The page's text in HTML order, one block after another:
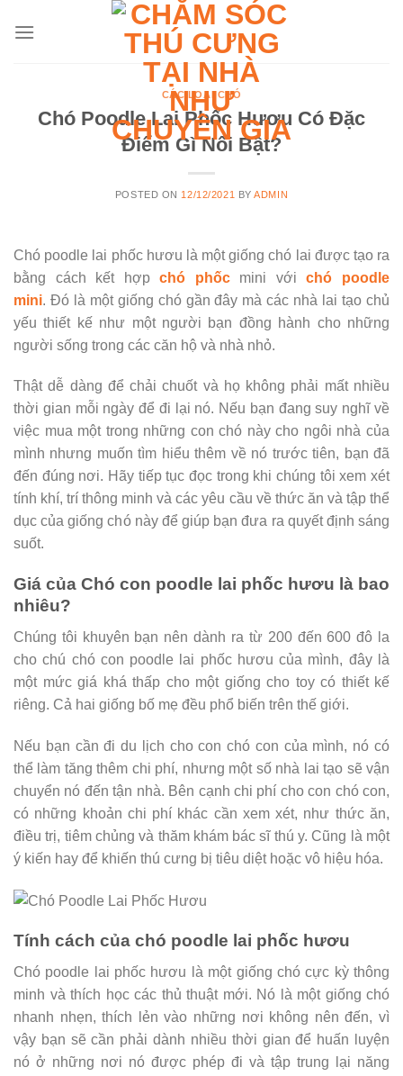
CÁC LOẠI CHÓ
Chó Poodle Lai Phốc Hươu Có Đặc
Điểm Gì Nổi Bật?
POSTED ON 12/12/2021 BYADMIN
Chó poodle lai phốc hươu là một giống chó lai được tạo ra
bằng cách kết hợpchó phốcmini vớichó poodle
mini. Đó là một giống chó gần đây mà các nhà lai tạo chủ
yếu thiết kế như một người bạn đồng hành cho những
người sống trong các căn hộ và nhà nhỏ.
Thật dễ dàng để chải chuốt và họ không phải mất nhiều
thời gian mỗi ngày để đi lại nó. Nếu bạn đang suy nghĩ về
việc mua một trong những con chó này cho ngôi nhà của
mình nhưng muốn tìm hiểu thêm về nó trước tiên, bạn đã
đến đúng nơi. Hãy tiếp tục đọc trong khi chúng tôi xem xét
tính khí, trí thông minh và các yêu cầu về thức ăn và tập thể
dục của giống chó này để giúp bạn đưa ra quyết định sáng
suốt.
Giá của Chó con poodle lai phốc hươu là bao
nhiêu?
Chúng tôi khuyên bạn nên dành ra từ 200 đến 600 đô la
cho chú chó con poodle lai phốc hươu của mình, đây là
một mức giá khá thấp cho một giống cho toy có thiết kế
riêng. Cả hai giống bố mẹ đều phổ biến trên thế giới.
Nếu bạn cần đi du lịch cho con chó con của mình, nó có
thể làm tăng thêm chi phí, nhưng một số nhà lai tạo sẽ vận
chuyển nó đến tận nhà. Bên cạnh chi phí cho con chó con,
có những khoản chi phí khác cần xem xét, như thức ăn,
điều trị, tiêm chủng và thăm khám bác sĩ thú y. Cũng là một
ý kiến ​​hay để khiến thú cưng bị tiêu diệt hoặc vô hiệu hóa.
Tính cách của chó poodle lai phốc hươu
Chó poodle lai phốc hươu là một giống chó cực kỳ thông
minh và thích học các thủ thuật mới. Nó là một giống chó
nhanh nhẹn, thích lẻn vào những nơi không nên đến, vì
vậy bạn sẽ cần phải dành nhiều thời gian để huấn luyện
nó ở những nơi nó được phép đi và tập trung lại năng